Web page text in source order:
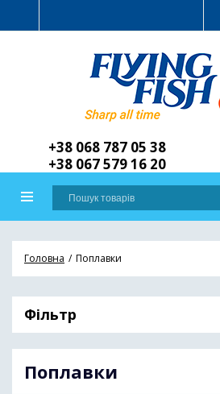
+38 068 787 05 38
+38 067 579 16 20
Головна Поплавки
Фільтр
Поплавки